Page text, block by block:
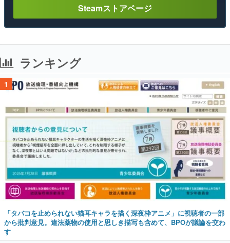
Steamストアページ
ランキング
1
「タバコを止められない猫耳キャラを描く深夜枠アニメ」に視聴者の一部
から批判意見。違法薬物の使用と思しき描写も含めて、BPOが議論を交わ
す